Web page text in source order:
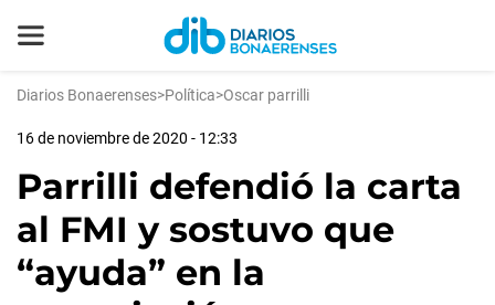
Diarios Bonaerenses>Política>Oscar parrilli
16 de noviembre de 2020 - 12:33
Parrilli defendió la carta
al FMI y sostuvo que
“ayuda” en la